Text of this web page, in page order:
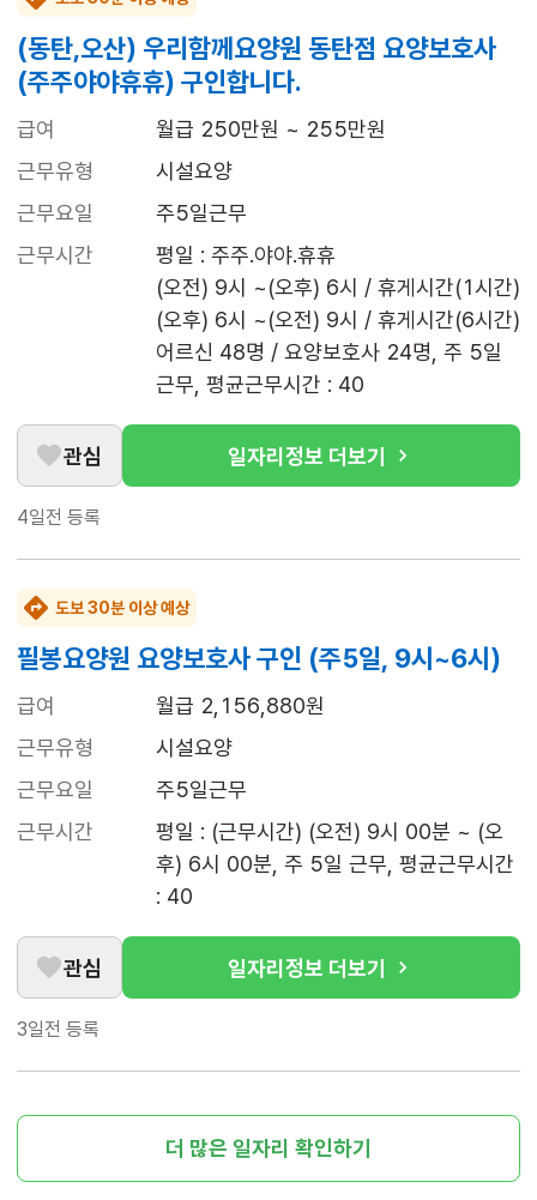
(동탄,오산) 우리함께요양원 동탄점 요양보호사
(주주야야휴휴) 구인합니다.
급여
월급 250만원 ~ 255만원
근무유형
시설요양
근무요일
주5일근무
근무시간
평일 : 주주.야야.휴휴
(오전) 9시 ~(오후) 6시 / 휴게시간(1시간)
(오후) 6시 ~(오전) 9시 / 휴게시간(6시간)
어르신 48명 / 요양보호사 24명, 주 5일
근무, 평균근무시간 : 40
관심 일자리정보 더보기
4일전 등록
도보 30분 이상 예상
필봉요양원 요양보호사 구인 (주5일, 9시~6시)
급여
월급 2,156,880원
근무유형
시설요양
근무요일
주5일근무
근무시간
평일 : (근무시간) (오전) 9시 00분 ~ (오
후) 6시 00분, 주 5일 근무, 평균근무시간
: 40
관심 일자리정보 더보기
3일전 등록
더 많은 일자리 확인하기